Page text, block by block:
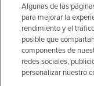
Algunas de las
para mejorar la
rendimiento y el
posible que
componentes de
redes sociales,
personalizar nuestro